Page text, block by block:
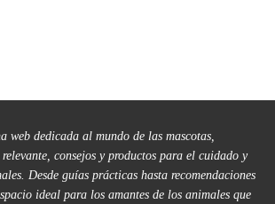
web dedicada al mundo de las mascotas,
consejos y productos para el cuidado y
Desde guías prácticas hasta recomendaciones
ideal para los amantes de los animales que